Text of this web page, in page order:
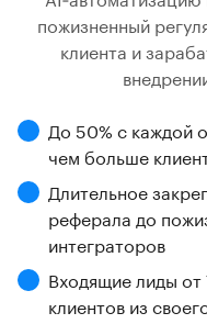
пожизненный
клиента и
До 50% с каждой
чем больше
Длительное
реферала до
интеграторов
Входящие лиды
клиентов из